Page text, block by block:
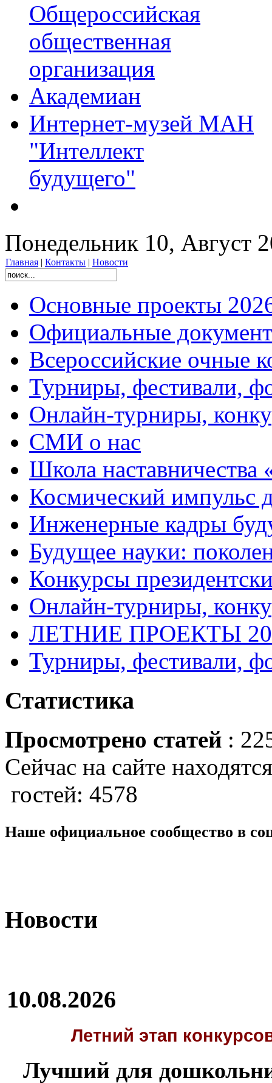
Общероссийская
общественная
организация
Академиан
Интернет-музей МАН
"Интеллект
будущего"
Понедельник 10, Август
Главная | Контакты | Новости
Основные проекты
Официальные
Всероссийские очные
Турниры, фестивали,
Онлайн-турниры,
СМИ о нас
Школа
Космический импульс
Инженерные кадры
Будущее науки:
Конкурсы
Онлайн-турниры,
ЛЕТНИЕ ПРОЕКТЫ
Турниры, фестивали,
Статистика
Просмотрено статей :
Сейчас на сайте
гостей: 4578
Наше официальное сообщество в
Новости
10.08.2026
Летний этап
Лучший для